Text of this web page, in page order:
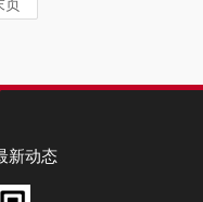
页
新动态